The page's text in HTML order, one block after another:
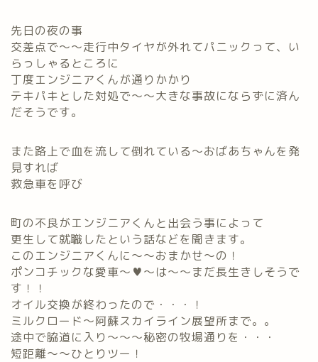
先日の夜の事
交差点で～～走行中タイヤが外れてパニックって、い
らっしゃるところに
丁度エンジニアくんが通りかかり
テキパキとした対処で～～大きな事故にならずに済ん
だそうです。
また路上で血を流して倒れている～おばあちゃんを発
見すれば
救急車を呼び
町の不良がエンジニアくんと出会う事によって
更生して就職したという話などを聞きます。
このエンジニアくんに～～おまかせ～の！
ポンコチックな愛車～♥～は～～まだ長生きしそうで
す！！
オイル交換が終わったので・・・！
ミルクロード～阿蘇スカイライン展望所まで。。
途中で脇道に入り～～～秘密の牧場通りを・・・
短距離～～ひとりツー！